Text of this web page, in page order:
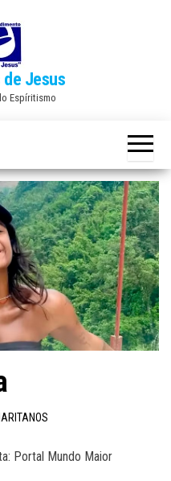
de Jesus
Espíritismo
Portal Mundo Maior